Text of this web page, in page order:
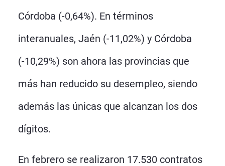
Córdoba (-0,64%). En términos
interanuales, Jaén (-11,02%) y Córdoba
(-10,29%) son ahora las provincias que
más han reducido su desempleo, siendo
además las únicas que alcanzan los dos
dígitos.
En febrero se realizaron 17.530 contratos